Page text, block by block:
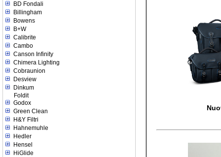
BD Fondali
Billingham
Bowens
B+W
Calibrite
Cambo
Canson Infinity
Chimera Lighting
Cobraunion
Desview
Dinkum
Foldit
Godox
Green Clean
H&Y Filtri
Hahnemuhle
Hedler
Hensel
HiGlide